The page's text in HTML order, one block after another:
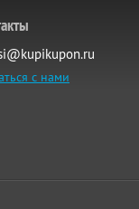
с нами